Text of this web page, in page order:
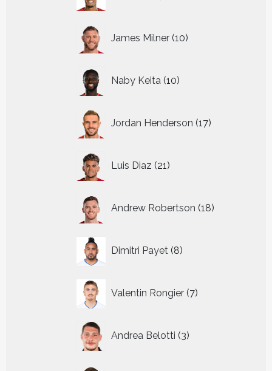
James Milner 10
producten
Naby Keita 10
producten
Jordan Henderson 17
producten
Luis Diaz 21
producten
Andrew Robertson 18
producten
Dimitri Payet 8
producten
Valentin Rongier 7
producten
Andrea Belotti 3
producten